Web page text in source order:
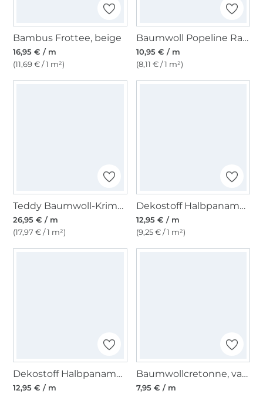
Bambus Frottee, beige
16,95 € / m
(11,69 € / 1 m²)
Baumwoll Popeline Ranken 2, vanille
10,95 € / m
(8,11 € / 1 m²)
Teddy Baumwoll-Krimmer natur
26,95 € / m
(17,97 € / 1 m²)
Dekostoff Halbpanama Wildblumen, wollweiß
12,95 € / m
(9,25 € / 1 m²)
Dekostoff Halbpanama Mohn, wollweiß
12,95 € / m
Baumwollcretonne, vanille
7,95 € / m